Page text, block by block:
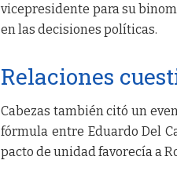
vicepresidente para su
en las decisiones políticas.
Relaciones
Cabezas también citó un
fórmula entre Eduardo Del
pacto de unidad favorecía a